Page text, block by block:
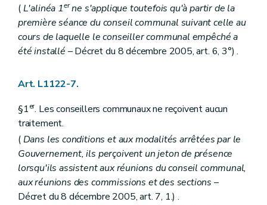
Chapitre III Le bureau et le président
Section première Mode de désignation et statut des membres du bureau et du président
Art. L1413-1
Section 2
Réunions, délibérations et décisions du bureau
Art. L1413-2
Chapitre IV
Art. L1414-1
Titre II
Chapitre premier Disposition générale
Art. L1421-1
Chapitre II Rédaction et publication des actes
Art. L1422-1
Art. L1422-2
Titre III Consultation populaire
(L'alinéa 1erne s'applique toutefois qu'à partir de la
première séance du conseil communal suivant celle au
cours de laquelle le conseiller communal empêché a
été installé – Décret du 8 décembre 2005, art. 6, 3°) .
Art. L1122-7.
§1er. Les conseillers communaux ne reçoivent aucun
traitement.
(Dans les conditions et aux modalités arrêtées par le
Gouvernement, ils perçoivent un jeton de présence
lorsqu'ils assistent aux réunions du conseil communal,
aux réunions des commissions et des sections –
Décret du 8 décembre 2005, art. 7, 1.) .